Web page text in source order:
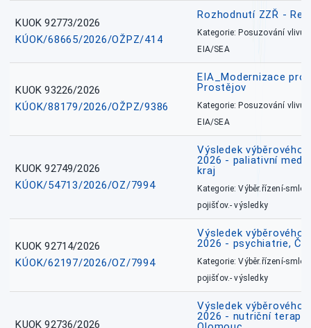
KUOK 92773/2026
KÚOK/68665/2026/OŽPZ/414
Rozhodnutí ZZŘ -
Kategorie: Posuzování vlivů
EIA/SEA
KUOK 93226/2026
KÚOK/88179/2026/OŽPZ/9386
EIA_Modernizace
Prostějov
Kategorie: Posuzování vlivů
EIA/SEA
KUOK 92749/2026
KÚOK/54713/2026/OZ/7994
Výsledek výběrového
2026 - paliativní
kraj
Kategorie: Výběr.řízení-
pojišťov.- výsledky
KUOK 92714/2026
KÚOK/62197/2026/OZ/7994
Výsledek výběrového
2026 - psychiatrie,
Kategorie: Výběr.řízení-
pojišťov.- výsledky
KUOK 92736/2026
Výsledek výběrového
2026 - nutriční